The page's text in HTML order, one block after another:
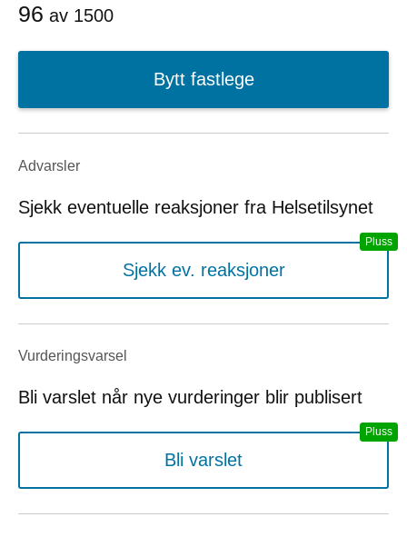
96 av 1500
Bytt fastlege
Advarsler
Sjekk eventuelle reaksjoner fra Helsetilsynet
Sjekk ev. reaksjoner
Vurderings­varsel
Bli varslet når nye vurderinger blir publisert
Bli varslet